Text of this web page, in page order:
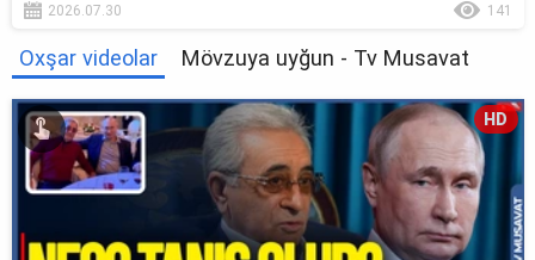
2026.07.30
141
Oxşar videolar Mövzuya uyğun - Tv Musavat
HD